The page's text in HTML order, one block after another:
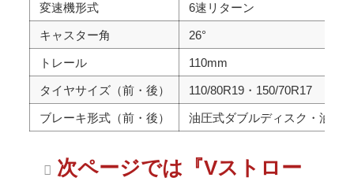
変速機形式 6速リターン
キャスター角 26°
トレール 110mm
タイヤサイズ（前・後） 110/80R19・150/70R17
ブレーキ形式（前・後） 油圧式ダブルディスク・油圧
次ページでは『Vストロー